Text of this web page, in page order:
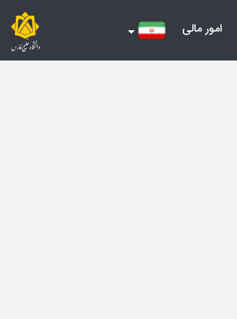
امور مالی